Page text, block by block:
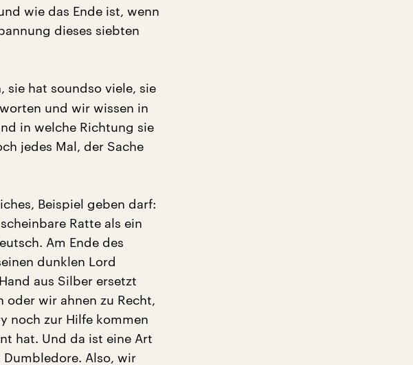
wie das Ende ist, wenn
dieses siebten
sie hat soundso viele, sie
und wir wissen in
in welche Richtung sie
jedes Mal, der Sache
Beispiel geben darf:
Ratte als ein
Am Ende des
dunklen Lord
aus Silber ersetzt
oder wir ahnen zu Recht,
noch zur Hilfe kommen
hat. Und da ist eine Art
Also, wir